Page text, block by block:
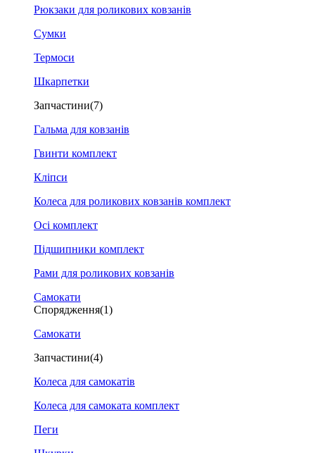
Рюкзаки для роликових ковзанів
Сумки
Термоси
Шкарпетки
Запчастини(7)
Гальма для ковзанів
Гвинти комплект
Кліпси
Колеса для роликових ковзанів комплект
Осі комплект
Підшипники комплект
Рами для роликових ковзанів
Самокати
Спорядження(1)
Самокати
Запчастини(4)
Колеса для самокатів
Колеса для самоката комплект
Пеги